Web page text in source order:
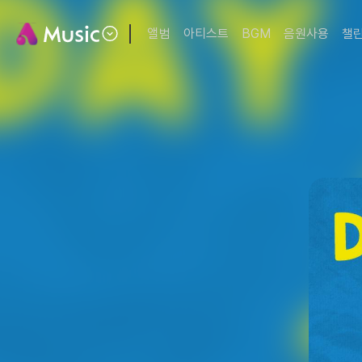
앨범 아티스트 BGM 음원사용 챌